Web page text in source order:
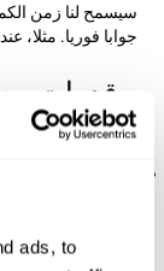
ads, to
سيسمح لنا زمن
جوابا فوريا. مثلا،
قدرات
المختلفة التي
فنصطدم ونفقد
المركّز. تساعد